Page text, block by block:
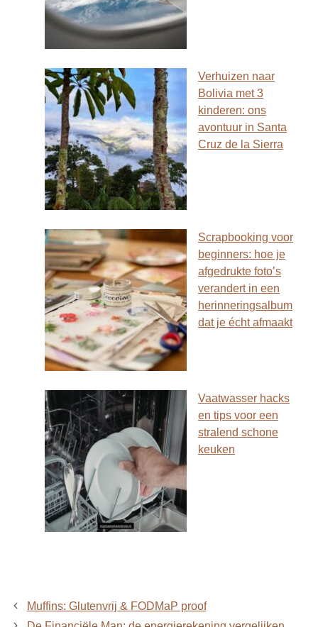
Verhuizen naar
Bolivia met 3
kinderen: ons
avontuur in Santa
Cruz de la Sierra
Scrapbooking voor
beginners: hoe je
afgedrukte foto’s
verandert in een
herinneringsalbum
dat je écht afmaakt
Vaatwasser hacks
en tips voor een
stralend schone
keuken
Muffins: Glutenvrij & FODMaP proof